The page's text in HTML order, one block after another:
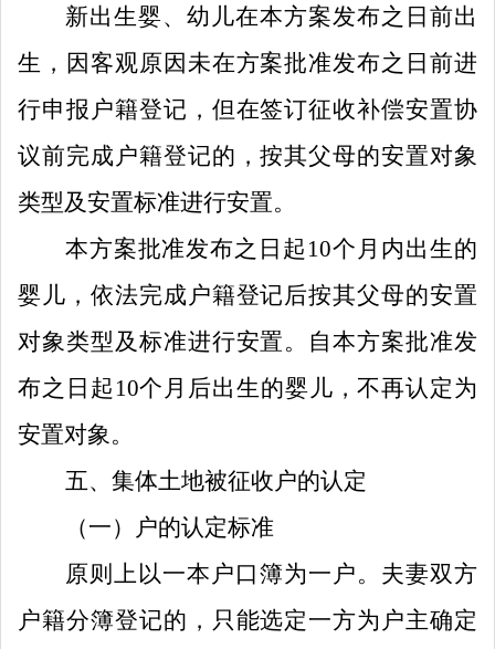
新出生婴、幼儿在本方案发布之日前出
生 ， 因客观原因未在方案批准发布之日前进
行申报户籍登记 ， 但在签订征收补偿安置协
议前完成户籍登记的 ，按其父母的安置对象
类型及安置标准进行安置。
本方案批准发布之日起 10个月内出生的
婴儿， 依法完成户籍登记后按其父母的安置
对象 类型及标准进行安置。 自本方案批准发
布之日起 10个月后出生的婴儿，不再认定为
安置对象。
五、 集体土地被征收 户的认定
（一）
户的认定标准
原则上以一本户口簿为一户。夫妻双方
户籍分簿登记的，只能选定一方为户主确定